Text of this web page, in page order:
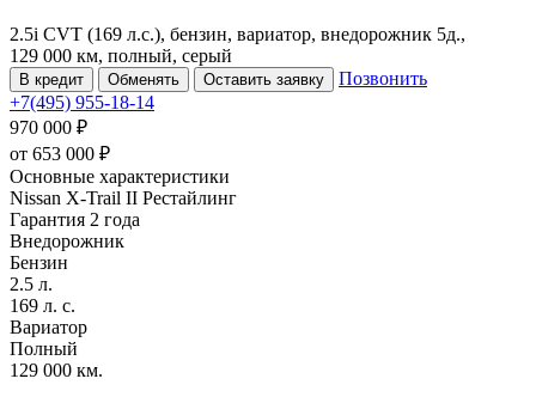
2.5i CVT (169 л.с.), бензин, вариатор, внедорожник 5д.,
129 000 км, полный, серый
В кредит Обменять Оставить заявку
Позвонить
+7(495) 955-18-14
970 000 ₽
от 653 000 ₽
Основные характеристики
Nissan X-Trail II Рестайлинг
Гарантия 2 года
Внедорожник
Бензин
2.5 л.
169 л. с.
Вариатор
Полный
129 000 км.